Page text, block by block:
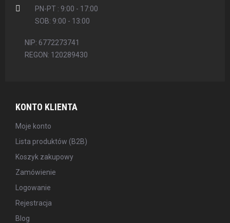
PN-PT : 9:00 - 17:00
SOB: 9:00 - 13:00
NIP: 6772273741
REGON: 120289430
KONTO KLIENTA
Moje konto
Lista produktów (B2B)
Koszyk zakupowy
Zamówienie
Logowanie
Rejestracja
Blog